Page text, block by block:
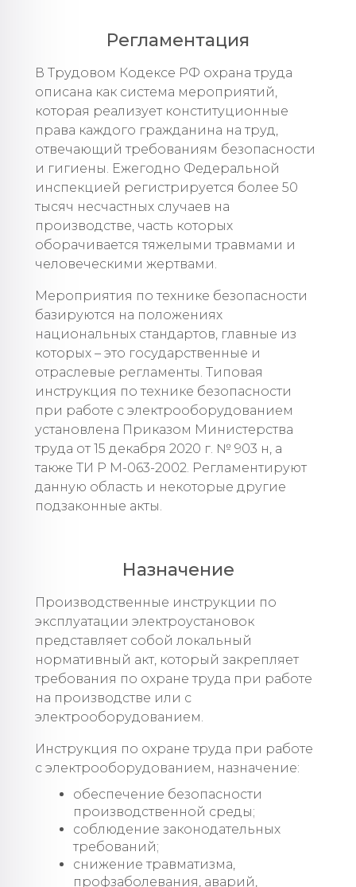
Регламентация
В Трудовом Кодексе РФ охрана труда
описана как система мероприятий,
которая реализует конституционные
права каждого гражданина на труд,
отвечающий требованиям безопасности
и гигиены. Ежегодно Федеральной
инспекцией регистрируется более 50
тысяч несчастных случаев на
производстве, часть которых
оборачивается тяжелыми травмами и
человеческими жертвами.
Мероприятия по технике безопасности
базируются на положениях
национальных стандартов, главные из
которых – это государственные и
отраслевые регламенты. Типовая
инструкция по технике безопасности
при работе с электрооборудованием
установлена Приказом Министерства
труда от 15 декабря 2020 г. № 903 н, а
также ТИ Р М-063-2002. Регламентируют
данную область и некоторые другие
подзаконные акты.
Назначение
Производственные инструкции по
эксплуатации электроустановок
представляет собой локальный
нормативный акт, который закрепляет
требования по охране труда при работе
на производстве или с
электрооборудованием.
Инструкция по охране труда при работе
с электрооборудованием, назначение:
обеспечение безопасности
производственной среды;
соблюдение законодательных
требований;
снижение травматизма,
профзаболевания, аварий,